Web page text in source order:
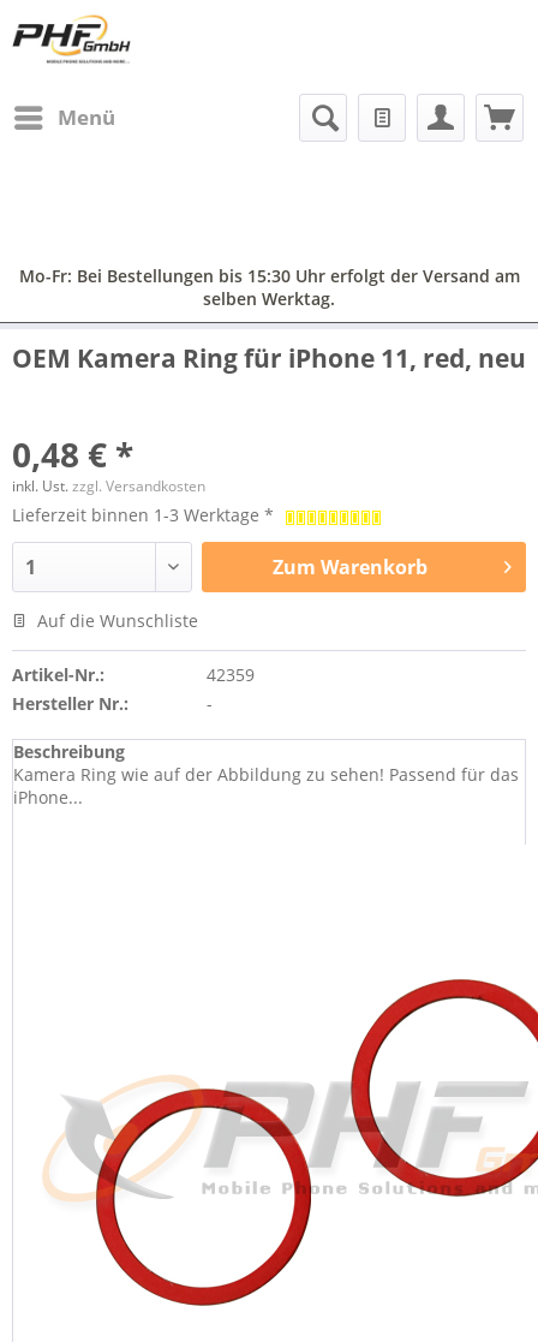
Menü
Mo-Fr: Bei Bestellungen bis 15:30 Uhr erfolgt der Versand am
selben Werktag.
OEM Kamera Ring für iPhone 11, red, neu
0,48 € *
inkl. Ust.zzgl. Versandkosten
Lieferzeit binnen 1-3 Werktage *
Zum Warenkorb
Auf die Wunschliste
Artikel-Nr.:
42359
Hersteller Nr.:
-
Beschreibung
Kamera Ring wie auf der Abbildung zu sehen! Passend für das
iPhone...